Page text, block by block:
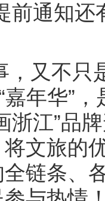
前通知
，又不只
嘉年华”
浙江”品
文旅的
链条、